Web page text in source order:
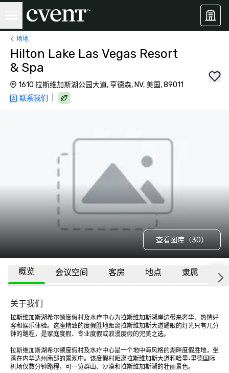
场地
Hilton Lake Las Vegas Resort
& Spa
1610 拉斯维加斯湖公园大道, 亨德森, NV, 美国, 89011
联系我们
查看图库（30）
概览 会议空间 客房 地点 隶属 更
关于我们
拉斯维加斯湖希尔顿度假村及水疗中心为拉斯维加斯湖岸边带来奢华、热情好
客和娱乐体验。这座精致的度假胜地距离拉斯维加斯大道耀眼的灯光只有几分
钟的路程，是家庭度假、专业度假或浪漫度假的完美之选。
拉斯维加斯湖希尔顿度假村及水疗中心是一个地中海风格的湖畔度假胜地，坐
落在内华达州南部的景观中。该度假村距离拉斯维加斯大道和哈里·里德国际
机场仅数分钟路程，可一览群山、沙漠和拉斯维加斯湖的壮丽景色。